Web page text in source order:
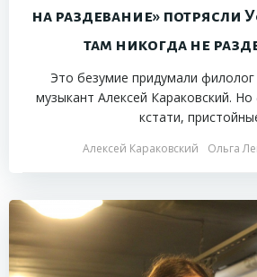
на раздевание» потрясли
там никогда не
Это безумие придумали
музыкант Алексей Караковский.
кстати,
Алексей Караковский Ольга